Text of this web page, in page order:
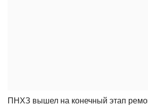
ПНХЗ вышел на конечный этап